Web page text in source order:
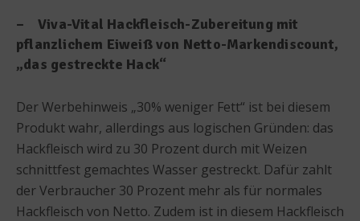
– Viva-Vital Hackfleisch-Zubereitung mit
pflanzlichem Eiweiß von Netto-Markendiscount,
„das gestreckte Hack“
Der Werbehinweis „30% weniger Fett“ ist bei diesem
Produkt wahr, allerdings aus logischen Gründen: das
Hackfleisch wird zu 30 Prozent durch mit Weizen
schnittfest gemachtes Wasser gestreckt. Dafür zahlt
der Verbraucher 30 Prozent mehr als für normales
Hackfleisch von Netto. Zudem ist in diesem Hackfleisch